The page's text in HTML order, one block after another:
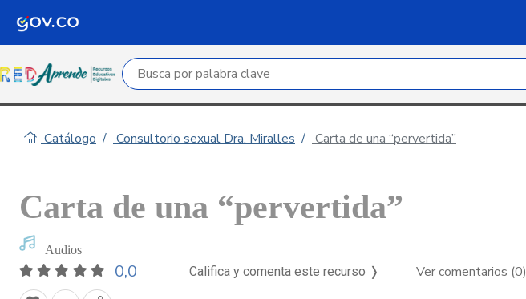
Campo de búsqueda por palabra clave
Catálogo Consultorio sexual Dra. Miralles Carta de una “pervertida”
Carta de una “pervertida”
Audios
0,0 Califica y comenta este recurso ❭ Ver comentarios (0)